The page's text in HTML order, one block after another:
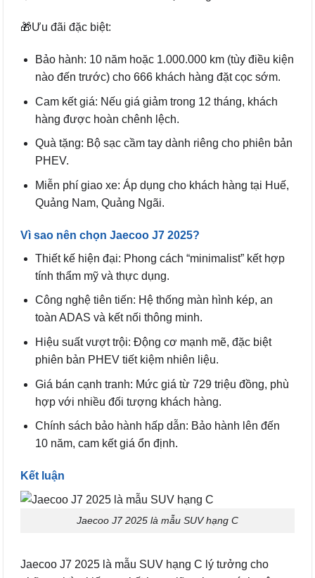
🎁Ưu đãi đặc biệt:
Bảo hành: 10 năm hoặc 1.000.000 km (tùy điều kiện
nào đến trước) cho 666 khách hàng đặt cọc sớm.
Cam kết giá: Nếu giá giảm trong 12 tháng, khách
hàng được hoàn chênh lệch.
Quà tặng: Bộ sạc cầm tay dành riêng cho phiên bản
PHEV.
Miễn phí giao xe: Áp dụng cho khách hàng tại Huế,
Quảng Nam, Quảng Ngãi.
Vì sao nên chọn Jaecoo J7 2025?
Thiết kế hiện đại: Phong cách “minimalist” kết hợp
tính thẩm mỹ và thực dụng.
Công nghệ tiên tiến: Hệ thống màn hình kép, an
toàn ADAS và kết nối thông minh.
Hiệu suất vượt trội: Động cơ mạnh mẽ, đặc biệt
phiên bản PHEV tiết kiệm nhiên liệu.
Giá bán cạnh tranh: Mức giá từ 729 triệu đồng, phù
hợp với nhiều đối tượng khách hàng.
Chính sách bảo hành hấp dẫn: Bảo hành lên đến
10 năm, cam kết giá ổn định.
Kết luận
Jaecoo J7 2025 là mẫu SUV hạng C
Jaecoo J7 2025 là mẫu SUV hạng C lý tưởng cho